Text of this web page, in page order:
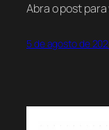
Abra o post
5 de agosto de